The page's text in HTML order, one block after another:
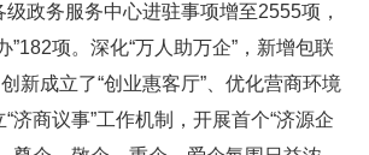
政务服务中心进驻事项增至2555项，
”182项。深化“万人助万企”，新增包联
新成立了“创业惠客厅”、优化营商环境
济商议事”工作机制，开展首个“济源企